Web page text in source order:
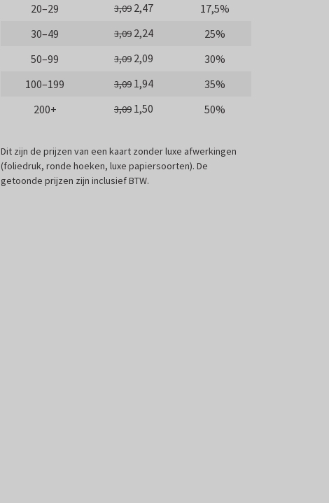
20–29
3,09 2,47
17,5%
30–49
3,09 2,24
25%
50–99
3,09 2,09
30%
100–199
3,09 1,94
35%
200+
3,09 1,50 50%
Dit zijn de prijzen van een kaart zonder luxe afwerkingen
(foliedruk, ronde hoeken, luxe papiersoorten). De
getoonde prijzen zijn inclusief BTW.